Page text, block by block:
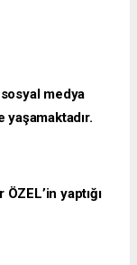
medya
yaptığı